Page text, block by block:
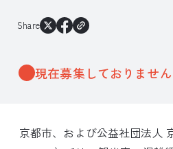
Share
現在募集しておりません
京都市、および公益社団法人